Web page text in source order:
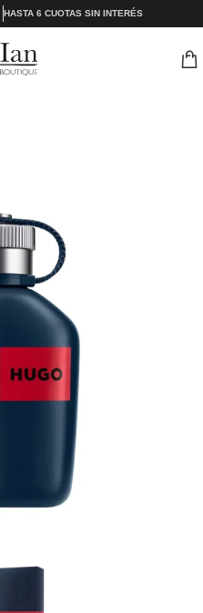
HASTA 6 CUOTAS SIN INTERÉS